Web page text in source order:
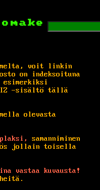
voit linkin
on indeksoituna
-sisältö tällä
olevasta
samanniminen
jollain toisella
vastaa kuvausta!